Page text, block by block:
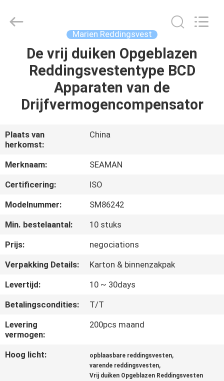
HUIS
PRODUCTEN
VIDEOS
ONGEVEER
ONS
FABRIEKSREIS
KWALITEITSCONTROLE
COMPANY
NEWS
SITEMAP
PRIVACY
POLICY
Co.,Ltd..
Marien Reddingsvest
De vrij duiken Opgeblazen
Reddingsvestentype BCD
Apparaten van de
Drijfvermogencompensator
Plaats van
herkomst:
China
Merknaam:
SEAMAN
Certificering:
ISO
Modelnummer:
SM86242
Min. bestelaantal:
10 stuks
Prijs:
negociations
Verpakking Details:
Karton & binnenzakpak
Levertijd:
10 ~ 30days
Betalingscondities:
T/T
Levering
vermogen:
200pcs maand
Hoog licht: opblaasbare reddingsvesten,
varende reddingsvesten,
Vrij duiken Opgeblazen Reddingsvesten